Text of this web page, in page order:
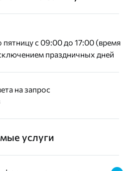
пятницу с 09:00 до 17:00 (время
праздничных дней
на запрос
услуги